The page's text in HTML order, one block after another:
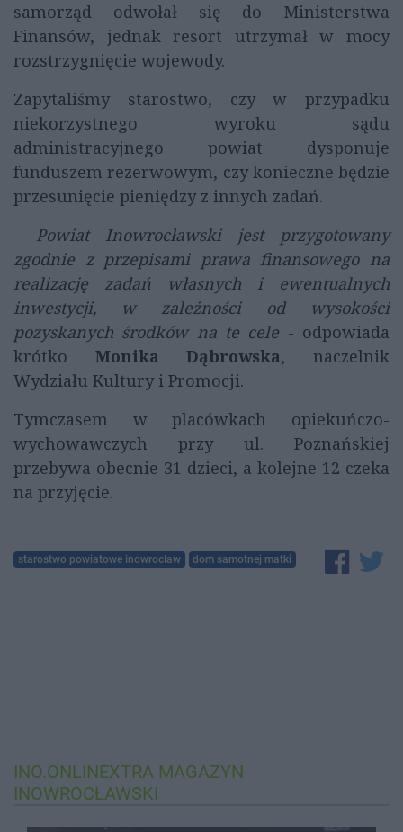
samorząd odwołał się do Ministerstwa
Finansów, jednak resort utrzymał w mocy
rozstrzygnięcie wojewody.
Zapytaliśmy starostwo, czy w przypadku
niekorzystnego wyroku sądu
administracyjnego powiat dysponuje
funduszem rezerwowym, czy konieczne będzie
przesunięcie pieniędzy z innych zadań.
- Powiat Inowrocławski jest przygotowany
zgodnie z przepisami prawa finansowego na
realizację zadań własnych i ewentualnych
inwestycji, w zależności od wysokości
pozyskanych środków na te cele - odpowiada
krótko Monika Dąbrowska, naczelnik
Wydziału Kultury i Promocji.
Tymczasem w placówkach opiekuńczo-
wychowawczych przy ul. Poznańskiej
przebywa obecnie 31 dzieci, a kolejne 12 czeka
na przyjęcie.
starostwo powiatowe inowrocław dom samotnej matki
INO.ONLINEXTRA MAGAZYN
INOWROCŁAWSKI